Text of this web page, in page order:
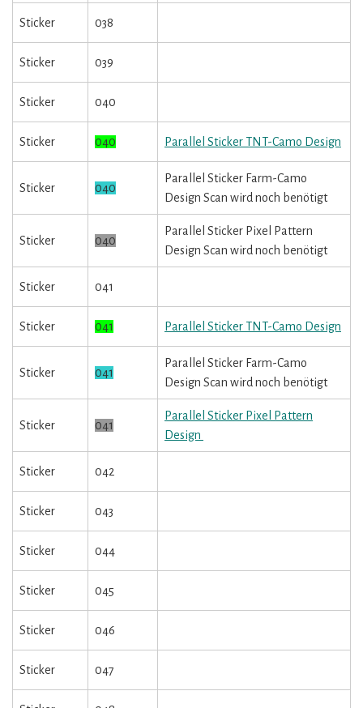
Sticker 038
Sticker 039
Sticker 040
Sticker 040 Parallel Sticker TNT-Camo Design
Sticker 040
Parallel Sticker Farm-Camo
Design Scan wird noch benötigt
Sticker 040
Parallel Sticker Pixel Pattern
Design Scan wird noch benötigt
Sticker 041
Sticker 041 Parallel Sticker TNT-Camo Design
Sticker 041
Parallel Sticker Farm-Camo
Design Scan wird noch benötigt
Sticker 041
Parallel Sticker Pixel Pattern
Design
Sticker 042
Sticker 043
Sticker 044
Sticker 045
Sticker 046
Sticker 047